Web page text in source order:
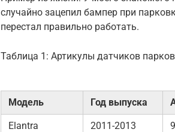
случайно зацепил бампер при
перестал правильно работать.
Таблица 1: Артикулы датчиков
Модель Год выпуска
Elantra 2011-2013